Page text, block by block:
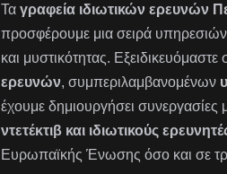
Τα γραφεία ιδιωτικών ερευνών
προσφέρουμε μια σειρά
και μυστικότητας.
ερευνών, συμπεριλαμβανομένων
έχουμε δημιουργήσει συνεργασίες
ντετέκτιβ και ιδιωτικούς
Ευρωπαϊκής Ένωσης όσο και σε